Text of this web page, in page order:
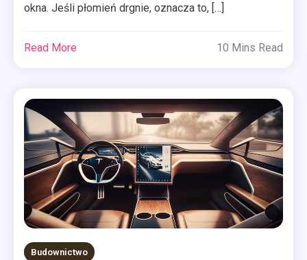
okna. Jeśli płomień drgnie, oznacza to, […]
Read More 10 Mins Read
Budownictwo